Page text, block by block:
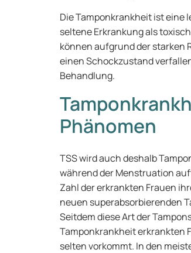
Die Tamponkrankheit ist eine
seltene Erkrankung als
können aufgrund der starken
einen Schockzustand
Behandlung.
Phänomen
TSS wird auch deshalb
während der Menstruation
Zahl der erkrankten Frauen
neuen superabsorbierenden
Seitdem diese Art der
Tamponkrankheit erkrankten
selten vorkommt. In den